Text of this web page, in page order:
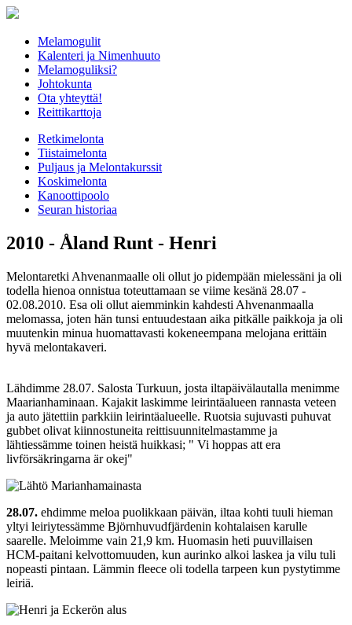
Melamogulit
Kalenteri ja Nimenhuuto
Melamoguliksi?
Johtokunta
Ota yhteyttä!
Reittikarttoja
Retkimelonta
Tiistaimelonta
Puljaus ja Melontakurssit
Koskimelonta
Kanoottipoolo
Seuran historiaa
2010 - Åland Runt - Henri
Melontaretki Ahvenanmaalle oli ollut jo pidempään mielessäni ja oli
todella hienoa onnistua toteuttamaan se viime kesänä 28.07 -
02.08.2010. Esa oli ollut aiemminkin kahdesti Ahvenanmaalla
melomassa, joten hän tunsi entuudestaan aika pitkälle paikkoja ja oli
muutenkin minua huomattavasti kokeneempana melojana erittäin
hyvä melontakaveri.
Lähdimme 28.07. Salosta Turkuun, josta iltapäivälautalla menimme
Maarianhaminaan. Kajakit laskimme leirintäalueen rannasta veteen
ja auto jätettiin parkkiin leirintäalueelle. Ruotsia sujuvasti puhuvat
gubbet olivat kiinnostuneita reittisuunnitelmastamme ja
lähtiessämme toinen heistä huikkasi; " Vi hoppas att era
livförsäkringarna är okej"
28.07. ehdimme meloa puolikkaan päivän, iltaa kohti tuuli hieman
yltyi leiriytessämme Björnhuvudfjärdenin kohtalaisen karulle
saarelle. Meloimme vain 21,9 km. Huomasin heti puuvillaisen
HCM-paitani kelvottomuuden, kun aurinko alkoi laskea ja vilu tuli
nopeasti pintaan. Lämmin fleece oli todella tarpeen kun pystytimme
leiriä.